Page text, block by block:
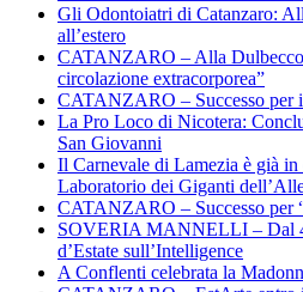
Gli Odontoiatri di Catanzaro:
all’estero
CATANZARO – Alla
circolazione extracorporea”
CATANZARO – Successo per
La Pro Loco di Nicotera:
San Giovanni
Il Carnevale di Lamezia è già
Laboratorio dei Giganti
CATANZARO – Successo per
SOVERIA MANNELLI – Dal 4
d’Estate sull’Intelligence
A Conflenti celebrata la